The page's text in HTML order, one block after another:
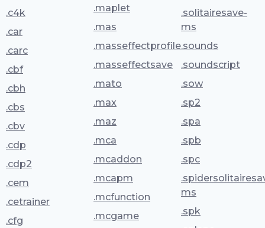
.c4k
.car
.carc
.cbf
.cbh
.cbs
.cbv
.cdp
.cdp2
.cem
.cetrainer
.cfg
.maplet
.mas
.masseffectprofile
.masseffectsave
.mato
.max
.maz
.mca
.mcaddon
.mcapm
.mcfunction
.mcgame
.solitairesave-
ms
.sounds
.soundscript
.sow
.sp2
.spa
.spb
.spc
ms
.spk